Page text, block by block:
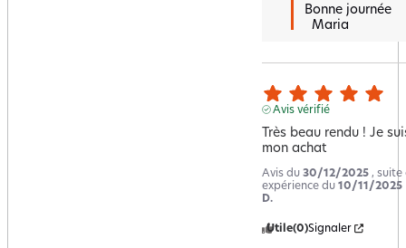
   Maria
Avis vérifié
Très beau rendu ! Je
mon achat
Avis du 30/12/2025 , suite
expérience du 10/11/2025
D.
Utile(0)Signaler